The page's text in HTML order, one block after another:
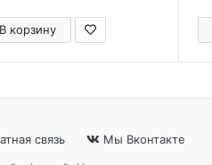
В корзину
связь
Мы Вконтакте